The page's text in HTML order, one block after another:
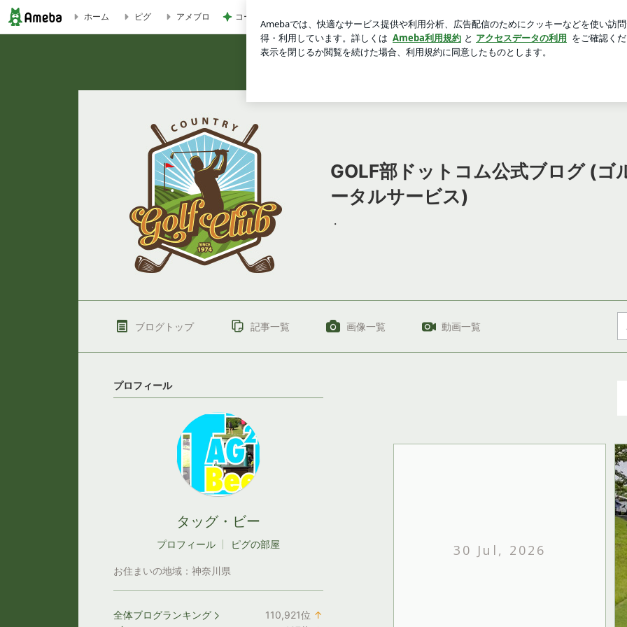
GOLF部ドットコム公式ブログ (ゴルフレッスン/ゴルフトータルサービス)
ホーム ピグ アメブロ コーヒーと合う大人のサンドクッキー 新規登録
GOLF部ドットコム公式ブログ (
ータルサービス)
・
ブログトップ 記事一覧 画像一覧 動画一覧
30 Jul, 2026
プロフィール
タッグ・ビー
プロフィール ピグの部屋
お住まいの地域： 神奈川県
全体ブログランキング 110,921位 ↑